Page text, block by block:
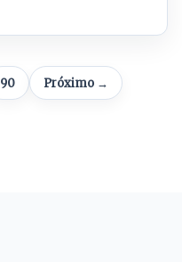
90 Próximo →